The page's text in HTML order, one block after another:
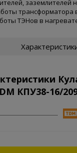
заземлителей
трансформатора
ТЭНов в
КПУ38-16/